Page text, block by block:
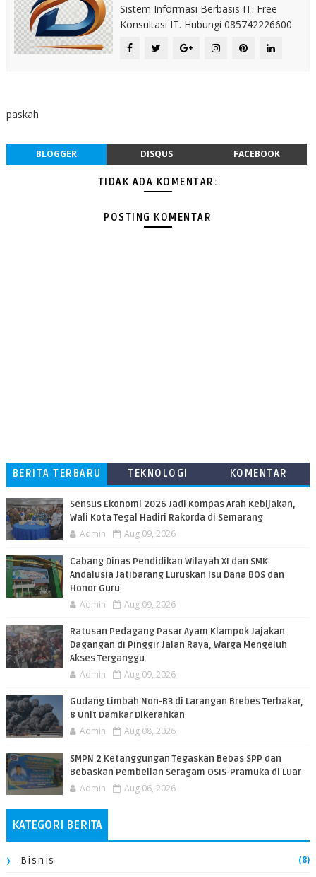
Sistem Informasi Berbasis IT. Free
Konsultasi IT. Hubungi 085742226600
paskah
BLOGGER DISQUS FACEBOOK
TIDAK ADA KOMENTAR:
POSTING KOMENTAR
BERITA TERBARU TEKNOLOGI
KOMENTAR
Sensus Ekonomi 2026 Jadi Kompas Arah Kebijakan,
Wali Kota Tegal Hadiri Rakorda di Semarang
Admin Aug 09, 2026
Cabang Dinas Pendidikan Wilayah XI dan SMK
Andalusia Jatibarang Luruskan Isu Dana BOS dan
Honor Guru
Admin Aug 09, 2026
​Ratusan Pedagang Pasar Ayam Klampok Jajakan
Dagangan di Pinggir Jalan Raya, Warga Mengeluh
Akses Terganggu
Admin Aug 09, 2026
​Gudang Limbah Non-B3 di Larangan Brebes Terbakar,
8 Unit Damkar Dikerahkan
Admin Aug 08, 2026
SMPN 2 Ketanggungan Tegaskan Bebas SPP dan
Bebaskan Pembelian Seragam OSIS-Pramuka di Luar
Admin Aug 06, 2026
KATEGORI BERITA
Bisnis (8)